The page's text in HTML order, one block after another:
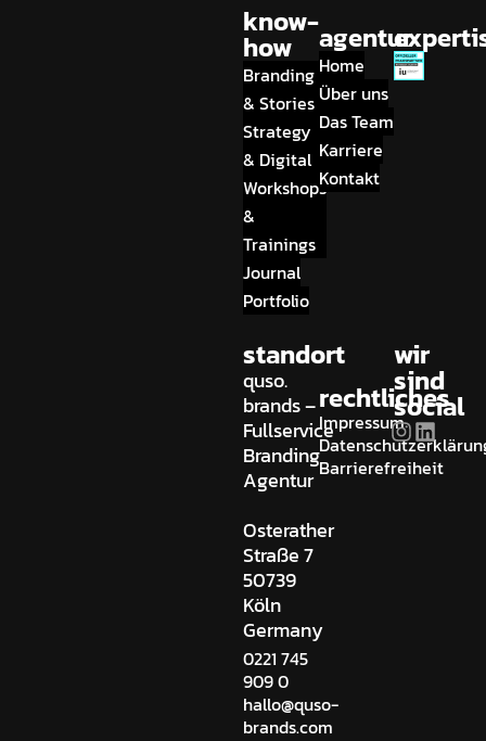
know-
how
Branding
& Stories
Strategy
& Digital
Workshops
&
Trainings
Journal
Portfolio
agentur
Home
Über uns
Das Team
Karriere
Kontakt
standort
quso.
brands –
Fullservice
Branding
Agentur
Osterather
Straße 7
50739
Köln
Germany
0221 745
909 0
hallo@quso-
brands.com
rechtliches
Impressum
Barrierefreiheit
wir
sind
social